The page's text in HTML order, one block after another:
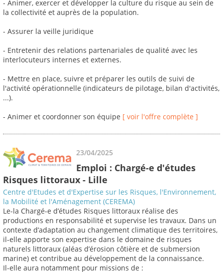
- Animer, exercer et développer la culture du risque au sein de
la collectivité et auprès de la population.
- Assurer la veille juridique
- Entretenir des relations partenariales de qualité avec les
interlocuteurs internes et externes.
- Mettre en place, suivre et préparer les outils de suivi de
l'activité opérationnelle (indicateurs de pilotage, bilan d'activités,
...).
- Animer et coordonner son équipe [ voir l'offre complète ]
23/04/2025
Emploi : Chargé-e d'études
Risques littoraux - Lille
Centre d'Etudes et d'Expertise sur les Risques, l'Environnement,
la Mobilité et l'Aménagement (CEREMA)
Le-la Chargé-e d’études Risques littoraux réalise des
productions en responsabilité et supervise les travaux. Dans un
contexte d’adaptation au changement climatique des territoires,
il-elle apporte son expertise dans le domaine de risques
naturels littoraux (aléas d’érosion côtière et de submersion
marine) et contribue au développement de la connaissance.
Il-elle aura notamment pour missions de :